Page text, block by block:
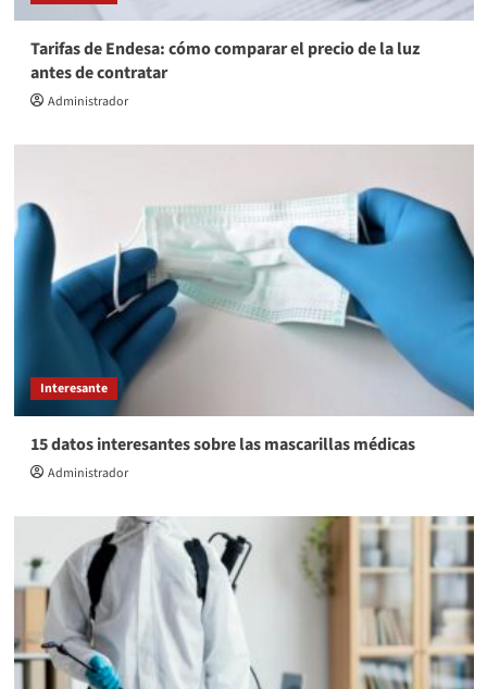
Tarifas de Endesa: cómo comparar el precio de la luz
antes de contratar
Administrador
Interesante
15 datos interesantes sobre las mascarillas médicas
Administrador